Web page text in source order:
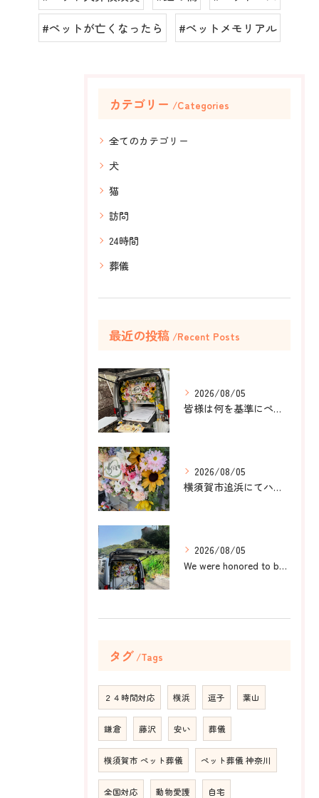
#ペットが亡くなったら
#ペットメモリアル
カテゴリー Categories
全てのカテゴリー
犬
猫
訪問
24時間
葬儀
最近の投稿 Recent Posts
2026/08/05
皆様は何を基準にペット葬儀社を選びますか？
2026/08/05
横須賀市追浜にてハムスターのみかんちゃんのペット火葬のお手伝...
2026/08/05
We were honored to be by your ...
タグ Tags
２４時間対応 横浜 逗子 葉山
鎌倉 藤沢 安い 葬儀
横須賀市 ペット葬儀 ペット葬儀 神奈川
全国対応 動物愛護 自宅